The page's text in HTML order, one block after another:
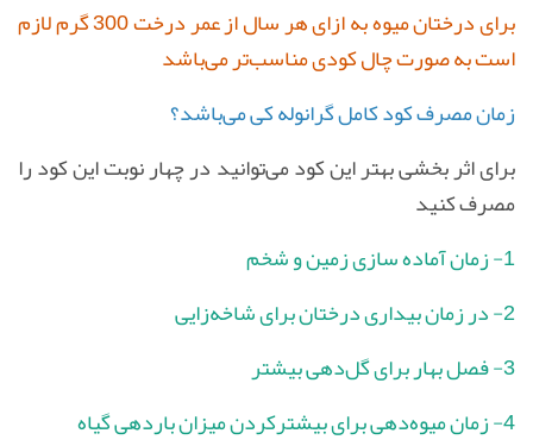
برای درختان میوه به ازای هر سال از عمر درخت 300 گرم لازم
است به صورت چال کودی مناسب‌تر می‌باشد
زمان مصرف کود کامل گرانوله کی می‌باشد؟
برای اثر بخشی بهتر این کود می‌توانید در چهار نوبت این کود را
مصرف کنید
1- زمان آماده سازی زمین و شخم
2- در زمان بیداری درختان برای شاخه‌زایی
3- فصل بهار برای گل‌دهی بیشتر
4- زمان میوه‌دهی برای بیشترکردن میزان باردهی گیاه